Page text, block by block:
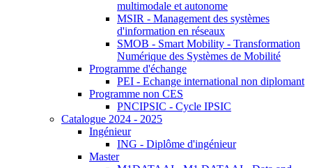
multimodale et autonome
MSIR - Management des systèmes
d'information en réseaux
SMOB - Smart Mobility - Transformation
Numérique des Systèmes de Mobilité
Programme d'échange
PEI - Echange international non diplomant
Programme non CES
PNCIPSIC - Cycle IPSIC
Catalogue 2024 - 2025
Ingénieur
ING - Diplôme d'ingénieur
Master